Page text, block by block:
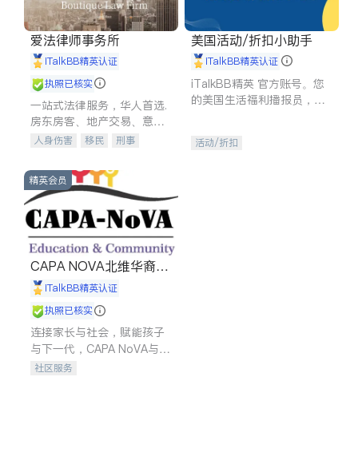
爱法律师事务所
iTalkBB精英认证
执照已核实
一站式法律服务，华人首选.
房东房客、地产交易、意外
伤害、车祸重伤、商业诉
建筑合同、刑事案件全包办
人身伤害 移民
刑事
信托/遗嘱
商业
索赔
律师-其它 保释
美国活动/折扣小助手
iTalkBB精英认证
iTalkBB精英 官方账号。您
的美国生活福利播报员，精
专属福利。
活动/折扣
精英会员
CAPA NOVA北维华裔家
长会iTalkBB精英认证
执照已核实
连接家长与社会，赋能孩子
与下一代，CAPA NoVA与您
携手建设包容、公平、充满
社区服务